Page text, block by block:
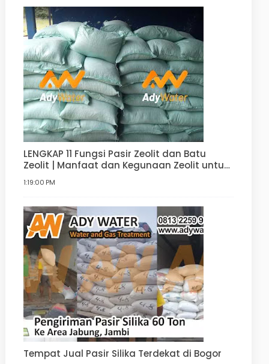
LENGKAP 11 Fungsi Pasir Zeolit dan Batu
Zeolit | Manfaat dan Kegunaan Zeolit untuk
1:19:00 PM
Tempat Jual Pasir Silika Terdekat di Bogor